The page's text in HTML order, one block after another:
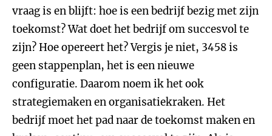
vraag is en blijft: hoe is een bedrijf bezig met zijn
toekomst? Wat doet het bedrijf om succesvol te
zijn? Hoe opereert het? Vergis je niet, 3458 is
geen stappenplan, het is een nieuwe
configuratie. Daarom noem ik het ook
strategiemaken en organisatiekraken. Het
bedrijf moet het pad naar de toekomst maken en